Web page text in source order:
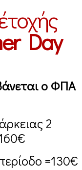
Day
ο ΦΠΑ
2
=130€